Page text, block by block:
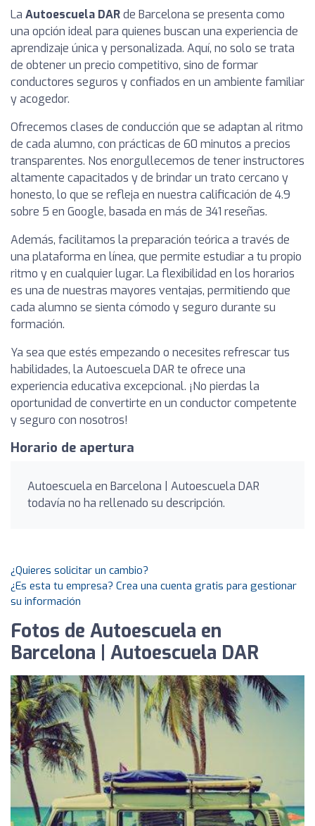
La Autoescuela DARde Barcelona se presenta como
una opción ideal para quienes buscan una experiencia de
aprendizaje única y personalizada. Aquí, no solo se trata
de obtener un precio competitivo, sino de formar
conductores seguros y confiados en un ambiente familiar
y acogedor.
Ofrecemos clases de conducción que se adaptan al ritmo
de cada alumno, con prácticas de 60 minutos a precios
transparentes. Nos enorgullecemos de tener instructores
altamente capacitados y de brindar un trato cercano y
honesto, lo que se refleja en nuestra calificación de 4.9
sobre 5 en Google, basada en más de 341 reseñas.
Además, facilitamos la preparación teórica a través de
una plataforma en línea, que permite estudiar a tu propio
ritmo y en cualquier lugar. La flexibilidad en los horarios
es una de nuestras mayores ventajas, permitiendo que
cada alumno se sienta cómodo y seguro durante su
formación.
Ya sea que estés empezando o necesites refrescar tus
habilidades, la Autoescuela DAR te ofrece una
experiencia educativa excepcional. ¡No pierdas la
oportunidad de convertirte en un conductor competente
y seguro con nosotros!
Horario de apertura
Autoescuela en Barcelona | Autoescuela DAR
todavía no ha rellenado su descripción.
¿Quieres solicitar un cambio?
¿Es esta tu empresa? Crea una cuenta gratis para gestionar
su información
Fotos de Autoescuela en
Barcelona | Autoescuela DAR